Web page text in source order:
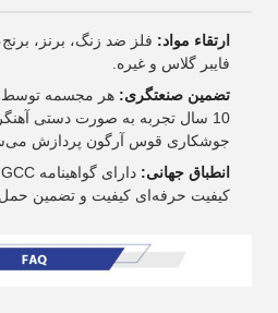
ارتقاء مواد: فلز ضد زنگ، برنز،
فایبر گلاس و غیره.
تضمین صنعتگری: هر مجسمه توسط
10 سال تجربه به صورت دستی
جوشکاری قوس آرگون پردازش
انطباق جهانی:
کیفیت حرفه‌ای کیفیت و تضمین